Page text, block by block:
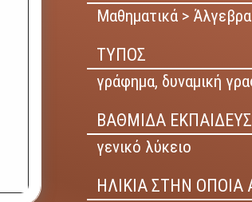
Μαθηματικά >
ΤΥΠΟΣ
γράφημα, δυναμική
ΒΑΘΜΙΔΑ
γενικό λύκειο
ΗΛΙΚΙΑ ΣΤΗΝ ΟΠΟΙΑ